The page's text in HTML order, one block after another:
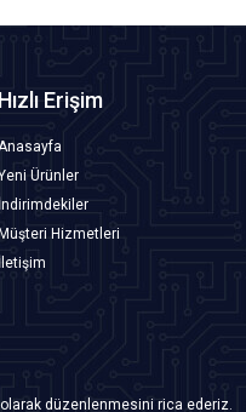
Hızlı Erişim
Ürünler
İndirimdekiler
Müşteri Hizmetleri
İletişim
düzenlenmesini rica ederiz.